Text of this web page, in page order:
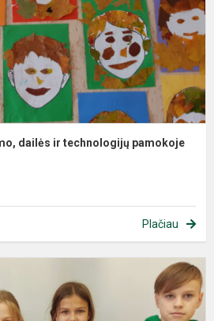
dailės ir technologijų pamokoje
Plačiau